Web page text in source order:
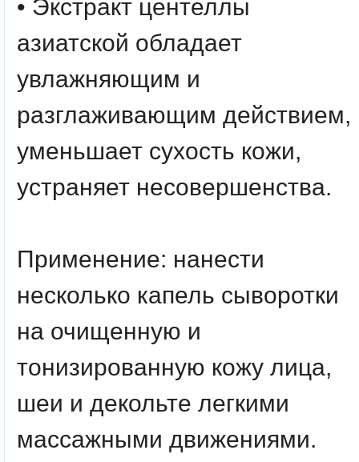
• Экстракт центеллы
азиатской обладает
увлажняющим и
разглаживающим действием,
уменьшает сухость кожи,
устраняет несовершенства.
Применение: нанести
несколько капель сыворотки
на очищенную и
тонизированную кожу лица,
шеи и декольте легкими
массажными движениями.